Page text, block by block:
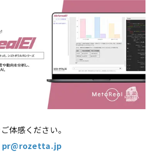
体感ください。
pr@rozetta.jp